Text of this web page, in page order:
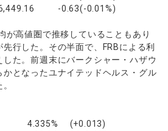
-0.63(-0.01%)
が高値圏で推移していることもあり
行した。その半面で、FRBによる利
た。前週末にバークシャー・ハザウ
かとなったユナイテッドヘルス・グル
(+0.013)